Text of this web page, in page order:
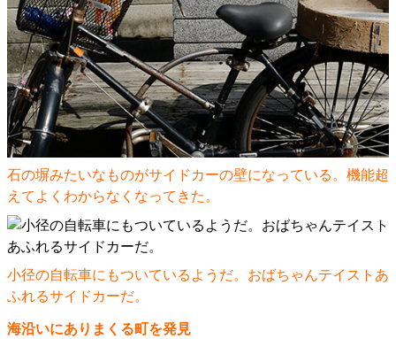
石の塀みたいなものがサイドカーの壁になっている。機能超
えてよくわからなくなってきた。
小径の自転車にもついているようだ。おばちゃんテイストあ
ふれるサイドカーだ。
海沿いにありまくる町を発見